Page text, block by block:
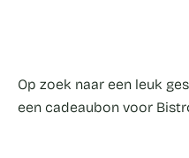
Op zoek naar een leuk
een cadeaubon voor